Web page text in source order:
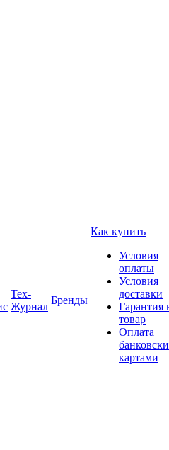
Тех-
Журнал
Бренды
Как купить
Условия
оплаты
Условия
доставки
Гарантия
товар
Оплата
картами